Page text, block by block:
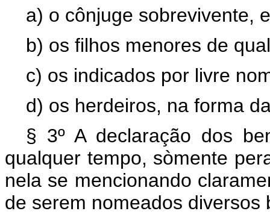
a) o cônjuge sobrevivente,
b) os filhos menores de
c) os indicados por livre
d) os herdeiros, na forma
§ 3º A declaração dos
qualquer tempo, sòmente
nela se mencionando
de serem nomeados diversos